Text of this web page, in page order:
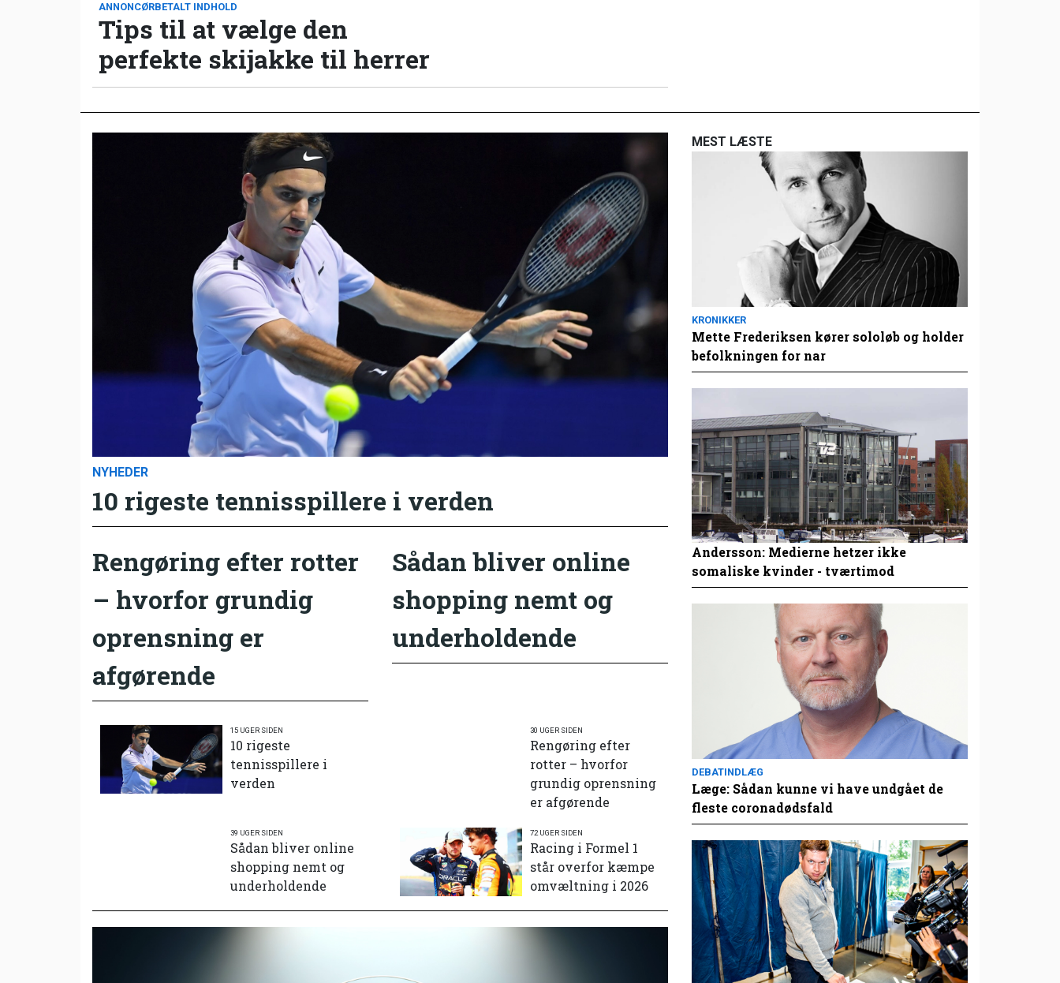
ANNONCØRBETALT INDHOLD
Tips til at vælge den
perfekte skijakke til herrer
NYHEDER
10 rigeste tennisspillere i verden
Rengøring efter rotter
– hvorfor grundig
oprensning er
afgørende
Sådan bliver online
shopping nemt og
underholdende
15 UGER SIDEN
10 rigeste
tennisspillere i
verden
30 UGER SIDEN
Rengøring efter
rotter – hvorfor
grundig oprensning
er afgørende
39 UGER SIDEN
Sådan bliver online
shopping nemt og
underholdende
72 UGER SIDEN
Racing i Formel 1
står overfor kæmpe
omvæltning i 2026
MEST LÆSTE
KRONIKKER
Mette Frederiksen kører sololøb og holder
befolkningen for nar
Andersson: Medierne hetzer ikke
somaliske kvinder - tværtimod
DEBATINDLÆG
Læge: Sådan kunne vi have undgået de
fleste coronadødsfald